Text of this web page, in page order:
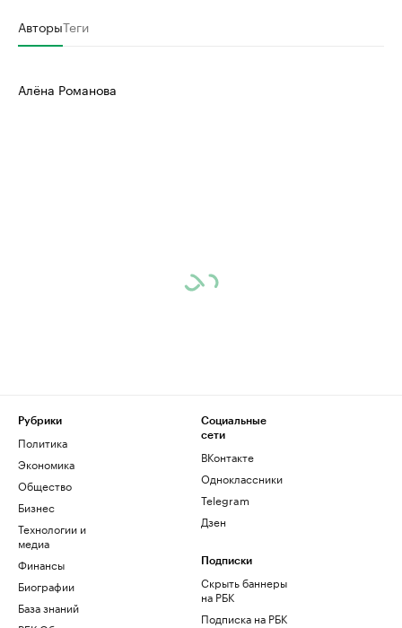
АвторыТеги
Алёна Романова
Рубрики
Политика
Экономика
Общество
Бизнес
Технологии и
медиа
Финансы
Биографии
База знаний
Социальные
сети
ВКонтакте
Одноклассники
Telegram
Дзен
Подписки
Скрыть баннеры
на РБК
Подписка на РБК